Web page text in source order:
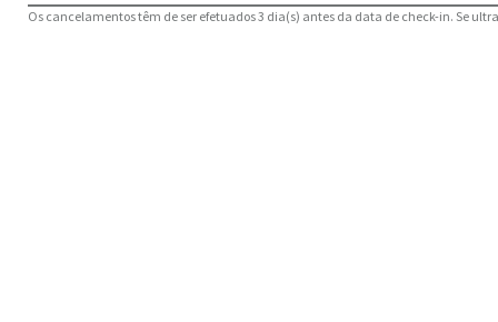
Os cancelamentos têm de ser efetuados 3 dia(s) antes da data de check-in. Se